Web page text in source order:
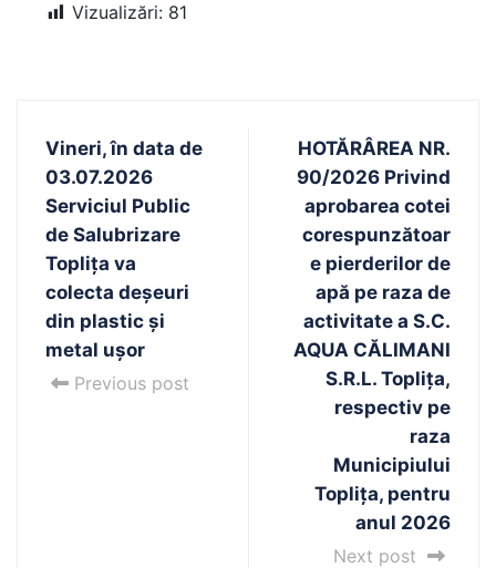
Vizualizări: 81
Vineri, în data de
03.07.2026
Serviciul Public
de Salubrizare
Toplița va
colecta deșeuri
din plastic și
metal ușor
Previous post
HOTĂRÂREA NR.
90/2026 Privind
aprobarea cotei
corespunzătoar
e pierderilor de
apă pe raza de
activitate a S.C.
AQUA CĂLIMANI
S.R.L. Toplița,
respectiv pe
raza
Municipiului
Toplița, pentru
anul 2026
Next post